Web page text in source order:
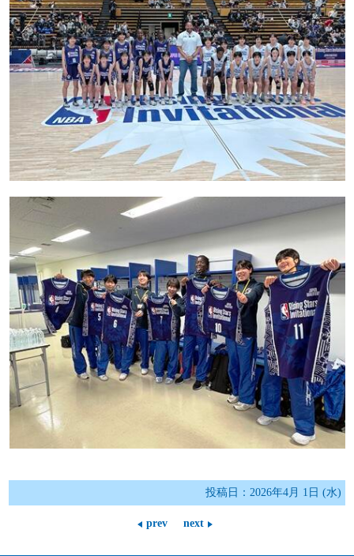
投稿日：2026年4月 1日 (水)
prev next